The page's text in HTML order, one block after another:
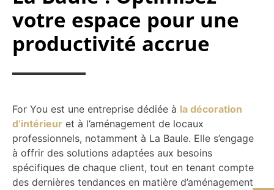
votre espace pour une
productivité accrue
For You est une entreprise dédiée à la décoration
d’intérieur et à l’aménagement de locaux
professionnels, notamment à La Baule. Elle s’engage
à offrir des solutions adaptées aux besoins
spécifiques de chaque client, tout en tenant compte
des dernières tendances en matière d’aménagement